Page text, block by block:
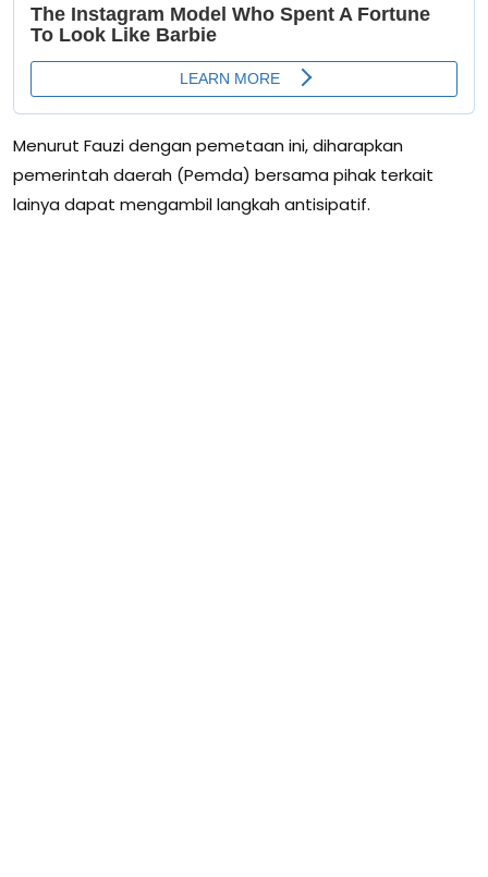
Menurut Fauzi dengan pemetaan ini, diharapkan
pemerintah daerah (Pemda) bersama pihak terkait
lainya dapat mengambil langkah antisipatif.